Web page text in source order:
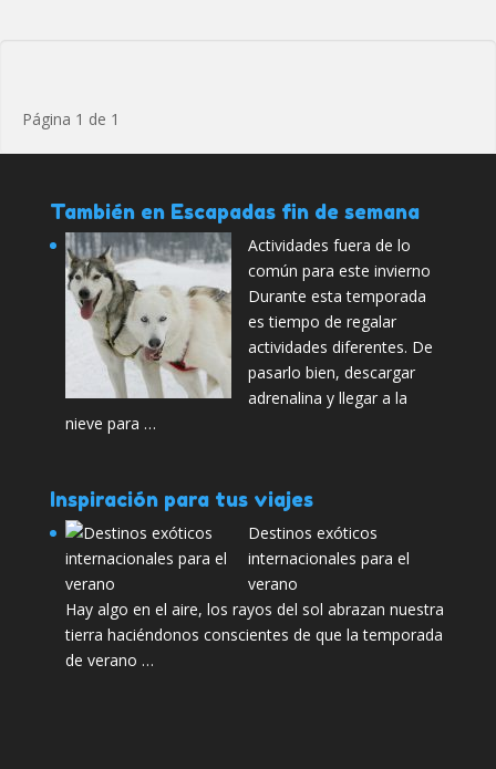
Página 1 de 1
También en Escapadas fin de semana
Actividades fuera de lo
común para este invierno
Durante esta temporada
es tiempo de regalar
actividades diferentes. De
pasarlo bien, descargar
adrenalina y llegar a la
nieve para …
Inspiración para tus viajes
Destinos exóticos
internacionales para el
verano
Hay algo en el aire, los rayos del sol abrazan nuestra
tierra haciéndonos conscientes de que la temporada
de verano …